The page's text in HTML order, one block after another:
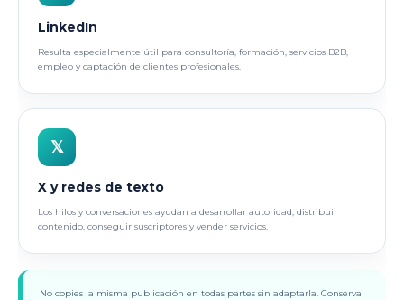
LinkedIn
Resulta especialmente útil para consultoría, formación, servicios B2B,
empleo y captación de clientes profesionales.
𝕏
X y redes de texto
Los hilos y conversaciones ayudan a desarrollar autoridad, distribuir
contenido, conseguir suscriptores y vender servicios.
No copies la misma publicación en todas partes sin adaptarla. Conserva